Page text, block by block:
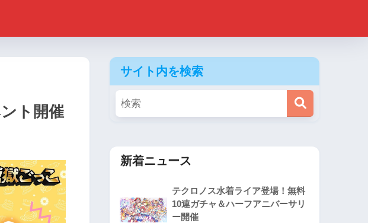
ト開催
サイト内を検索
新着ニュース
テクロノス水着ライア登場！無料
10連ガチャ＆ハーフアニバーサリ
ー開催